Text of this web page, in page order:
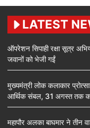
LATEST
ऑपरेशन सिपाही रक्षा सूत्र
जवानों को भेजी गईं
मुख्यमंत्री लोक कलाकार
आर्थिक संबल, 31 अगस्त तक
महापौर अलका बाघमार ने तीन